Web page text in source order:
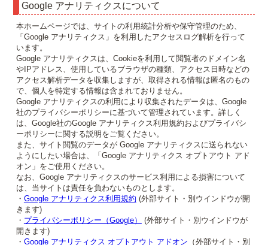
Google アナリティクスについて
本ホームページでは、サイトの利用統計分析や保守管理のため、
「Google アナリティクス」を利用したアクセスログ解析を行って
います。
Google アナリティクスは、Cookieを利用して閲覧者のドメイン名
やIPアドレス、使用しているブラウザの種類、アクセス日時などの
アクセス解析データを収集しますが、取得される情報は匿名のもの
で、個人を特定する情報は含まれておりません。
Google アナリティクスの利用により収集されたデータは、Google
社のプライバシーポリシーに基づいて管理されています。詳しく
は、Google社のGoogle アナリティクス利用規約およびプライバシ
ーポリシーに関する説明をご覧ください。
また、サイト閲覧のデータが Google アナリティクスに送られない
ようにしたい場合は、「Google アナリティクス オプトアウト アド
オン」をご使用ください。
なお、Google アナリティクスのサービス利用による損害について
は、当サイトは責任を負わないものとします。
・ Google アナリティクス利用規約 (外部サイト・別ウインドウが開
きます)
・ プライバシーポリシー（Google）
(外部サイト・別ウインドウが
開きます)
・ Google アナリティクス オプトアウト アドオン （外部サイト・別